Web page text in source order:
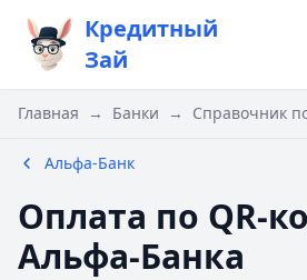
Кредитный
Зай
Главная → Банки → Справочник
Альфа-Банк
Оплата по QR-
Альфа-Банка